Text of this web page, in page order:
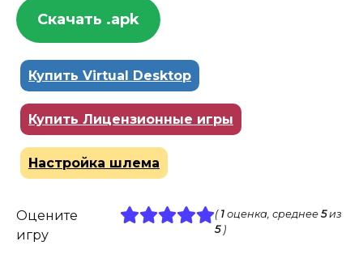
Скачать .apk
Купить Virtual Desktop
Купить Лицензионные игры
Настройка шлема
Оцените
игру
( 1 оценка, среднее5из
5)